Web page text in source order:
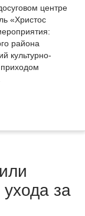
центре
«Христос
района
культурно-
приходом
за